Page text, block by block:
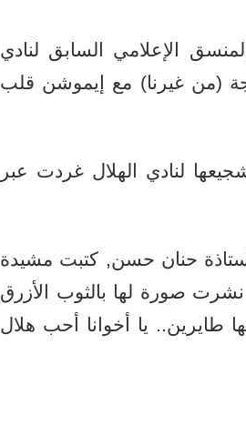
الإعلامي السابق لنادي
(من غيرنا) مع إيموشن قلب
لنادي الهلال غردت عبر
حنان حسن, كتبت مشيدة
صورة لها بالثوب الأزرق
طايرين.. يا أخوانا أحب هلال